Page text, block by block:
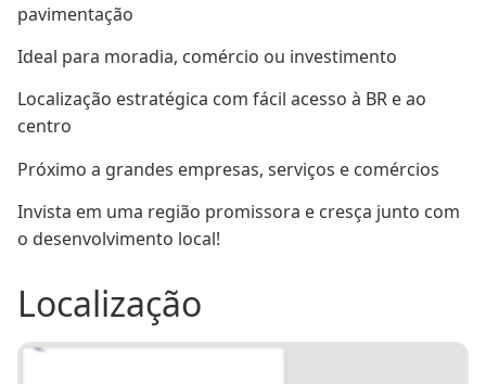
pavimentação
Ideal para moradia, comércio ou investimento
Localização estratégica com fácil acesso à BR e ao
centro
Próximo a grandes empresas, serviços e comércios
Invista em uma região promissora e cresça junto com
o desenvolvimento local!
Localização